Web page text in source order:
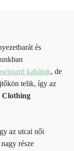
és
kabátok, de
telik, így az
Clothing
az utcai női
része